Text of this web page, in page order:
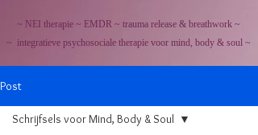
~ NEI therapie ~ EMDR ~ trauma release & breathwork ~
~ integratieve psychosociale therapie voor mind, body & soul ~
Post
Schrijfsels voor Mind, Body & Soul